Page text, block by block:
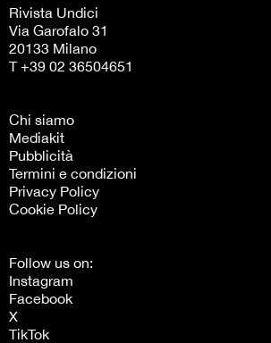
Rivista Undici
Via Garofalo 31
20133 Milano
T +39 02 36504651
Chi siamo
Mediakit
Pubblicità
Termini e condizioni
Privacy Policy
Cookie Policy
Follow us on:
Instagram
Facebook
X
TikTok